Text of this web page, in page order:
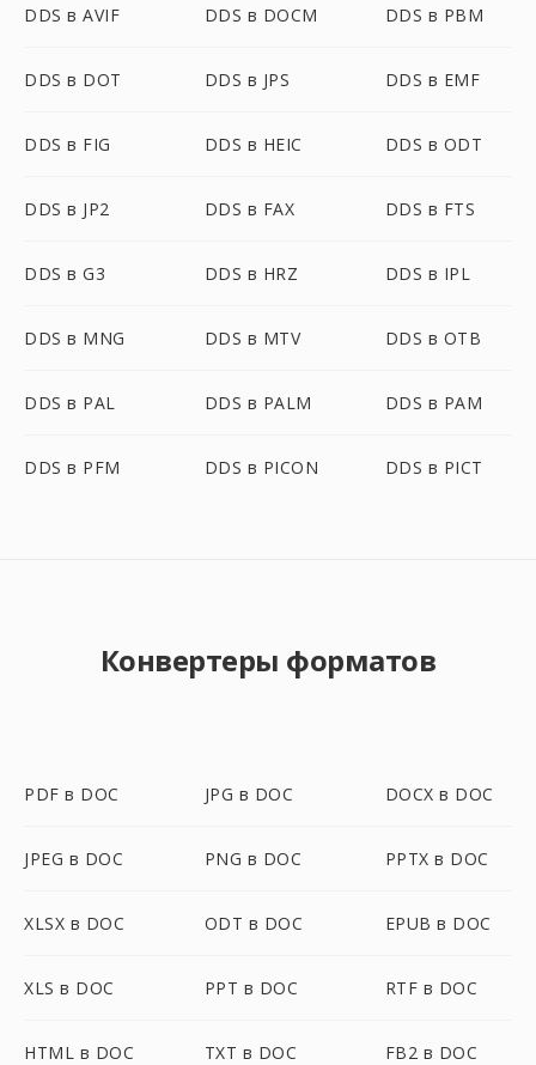
DDS в AVIF DDS в DOCM DDS в PBM
DDS в DOT DDS в JPS DDS в EMF
DDS в FIG DDS в HEIC DDS в ODT
DDS в JP2 DDS в FAX DDS в FTS
DDS в G3 DDS в HRZ DDS в IPL
DDS в MNG DDS в MTV DDS в OTB
DDS в PAL DDS в PALM DDS в PAM
DDS в PFM DDS в PICON DDS в PICT
Конвертеры форматов
PDF в DOC JPG в DOC DOCX в DOC
JPEG в DOC PNG в DOC PPTX в DOC
XLSX в DOC ODT в DOC EPUB в DOC
XLS в DOC PPT в DOC RTF в DOC
HTML в DOC TXT в DOC FB2 в DOC